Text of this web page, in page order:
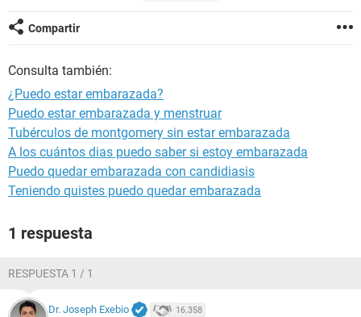
tiene que bajar. Podriais ayudarme? gracias
Compartir
Consulta también:
¿Puedo estar embarazada?
Puedo estar embarazada y menstruar
Tubérculos de montgomery sin estar embarazada
A los cuántos dias puedo saber si estoy embarazada
Puedo quedar embarazada con candidiasis
Teniendo quistes puedo quedar embarazada
1 respuesta
RESPUESTA 1 / 1
Dr. Joseph Exebio 16.358